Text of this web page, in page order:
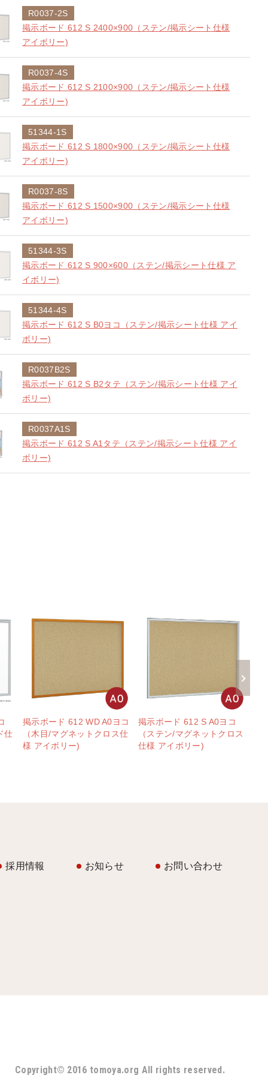
R0037-2S
掲示ボード 612 S 2400×900（ステン/掲示シート仕様
アイボリー)
R0037-4S
掲示ボード 612 S 2100×900（ステン/掲示シート仕様
アイボリー)
51344-1S
掲示ボード 612 S 1800×900（ステン/掲示シート仕様
アイボリー)
R0037-8S
掲示ボード 612 S 1500×900（ステン/掲示シート仕様
アイボリー)
51344-3S
掲示ボード 612 S 900×600（ステン/掲示シート仕様 ア
イボリー)
51344-4S
掲示ボード 612 S B0ヨコ（ステン/掲示シート仕様 アイ
ボリー)
R0037B2S
掲示ボード 612 S B2タテ（ステン/掲示シート仕様 アイ
ボリー)
R0037A1S
掲示ボード 612 S A1タテ（ステン/掲示シート仕様 アイ
ボリー)
仕
掲示ボード 612 WD A0ヨコ
（木目/マグネットクロス仕
様 アイボリー)
掲示ボード 612 S A0ヨコ
（ステン/マグネットクロス
仕様 アイボリー)
採用情報 お知らせ お問い合わせ
Copyright© 2016 tomoya.org All rights reserved.